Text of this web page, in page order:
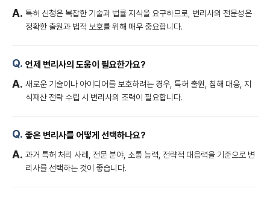
특허 신청은 복잡한 기술과 법률 지식을 요구하므로, 변리사의 전문성은
정확한 출원과 법적 보호를 위해 매우 중요합니다.
언제 변리사의 도움이 필요한가요?
새로운 기술이나 아이디어를 보호하려는 경우, 특허 출원, 침해 대응, 지
식재산 전략 수립 시 변리사의 조력이 필요합니다.
좋은 변리사를 어떻게 선택하나요?
과거 특허 처리 사례, 전문 분야, 소통 능력, 전략적 대응력을 기준으로 변
리사를 선택하는 것이 좋습니다.